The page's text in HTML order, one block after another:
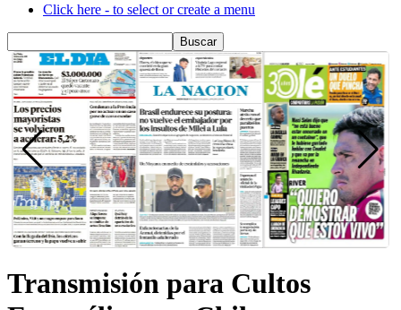
Click here - to select or create a menu
Transmisión para Cultos